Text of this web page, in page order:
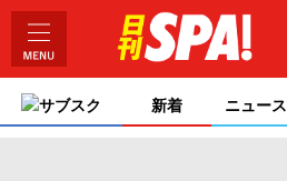
サブスク 新着 ニュース